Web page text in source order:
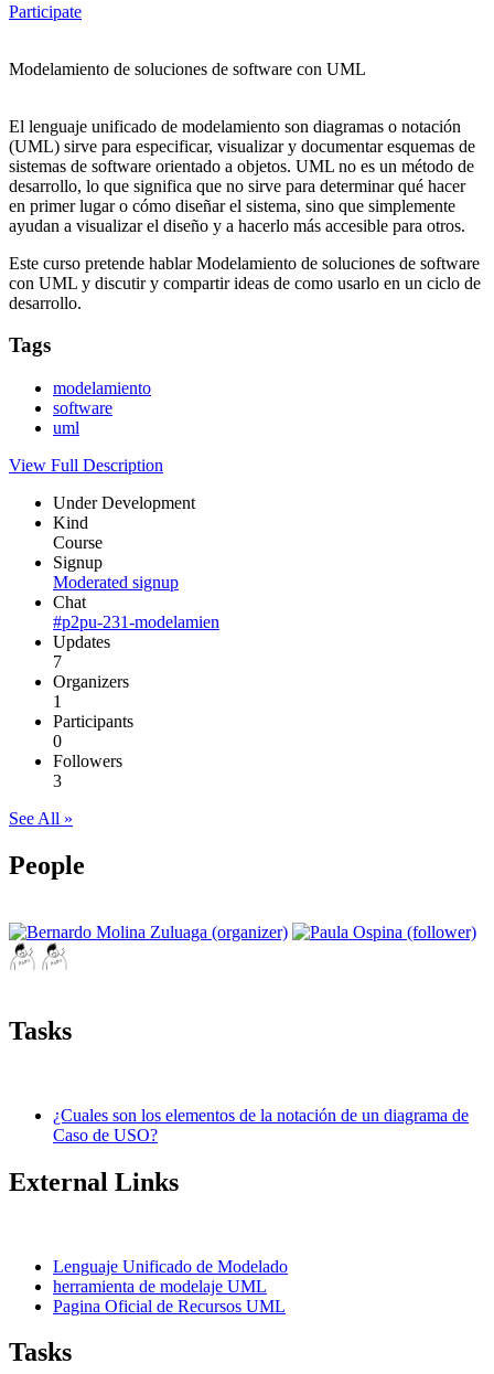
Participate
Modelamiento de soluciones de software con UML
El lenguaje unificado de modelamiento son diagramas o notación
(UML) sirve para especificar, visualizar y documentar esquemas de
sistemas de software orientado a objetos. UML no es un método de
desarrollo, lo que significa que no sirve para determinar qué hacer
en primer lugar o cómo diseñar el sistema, sino que simplemente
ayudan a visualizar el diseño y a hacerlo más accesible para otros.
Este curso pretende hablar Modelamiento de soluciones de software
con UML y discutir y compartir ideas de como usarlo en un ciclo de
desarrollo.
Tags
modelamiento
software
uml
View Full Description
Under Development
Kind
Course
Signup
Moderated signup
Chat
#p2pu-231-modelamien
Updates
7
Organizers
1
Participants
0
Followers
3
See All »
People
Tasks
¿Cuales son los elementos de la notación de un diagrama de
Caso de USO?
External Links
Lenguaje Unificado de Modelado
herramienta de modelaje UML
Pagina Oficial de Recursos UML
Tasks